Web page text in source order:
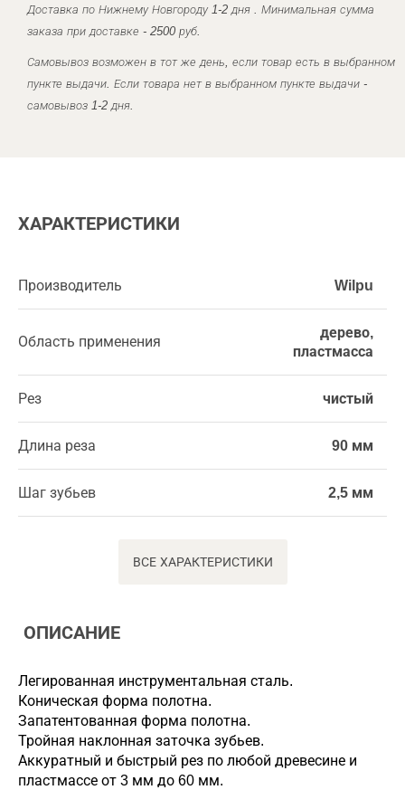
Доставка по Нижнему Новгороду 1-2 дня . Минимальная сумма
заказа при доставке - 2500 руб.
Самовывоз возможен в тот же день, если товар есть в выбранном
пункте выдачи. Если товара нет в выбранном пункте выдачи -
самовывоз 1-2 дня.
ХАРАКТЕРИСТИКИ
Производитель Wilpu
Область применения
дерево,
пластмасса
Рез чистый
Длина реза 90 мм
Шаг зубьев 2,5 мм
ВСЕ ХАРАКТЕРИСТИКИ
ОПИСАНИЕ
Легированная инструментальная сталь.
Коническая форма полотна.
Запатентованная форма полотна.
Тройная наклонная заточка зубьев.
Аккуратный и быстрый рез по любой древесине и
пластмассе от 3 мм до 60 мм.